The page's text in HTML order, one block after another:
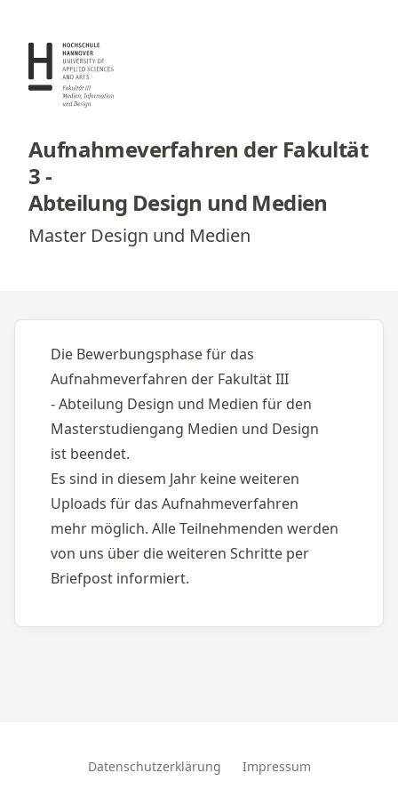
Aufnahmeverfahren der Fakultät
3-
Abteilung Design und Medien
Master Design und Medien
Die Bewerbungsphase für das
Aufnahmeverfahren der Fakultät III
- Abteilung Design und Medien für den
Masterstudiengang Medien und Design
ist beendet.
Es sind in diesem Jahr keine weiteren
Uploads für das Aufnahmeverfahren
mehr möglich. Alle Teilnehmenden werden
von uns über die weiteren Schritte per
Briefpost informiert.
Datenschutzerklärung Impressum